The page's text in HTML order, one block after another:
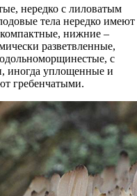
нередко с лиловатым
тела нередко имеют
нижние –
разветвленные,
с
иногда уплощенные и
гребенчатыми.